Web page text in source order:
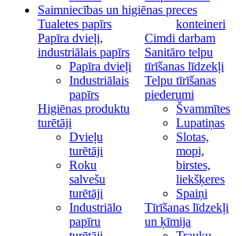
Saimniecības un higiēnas preces
Tualetes papīrs
Papīra dvieļi,
industriālais papīrs
Papīra dvieļi
Industriālais
papīrs
Higiēnas produktu
turētāji
Dvieļu
turētāji
Roku
salvešu
turētāji
Industriālo
papīru
konteineri
Cimdi darbam
Sanitāro telpu
tīrīšanas līdzekļi
Telpu tīrīšanas
piederumi
Švammītes
Lupatiņas
Slotas,
mopi,
birstes,
liekšķeres
Spaiņi
Tīrīšanas līdzekļi
un ķīmija